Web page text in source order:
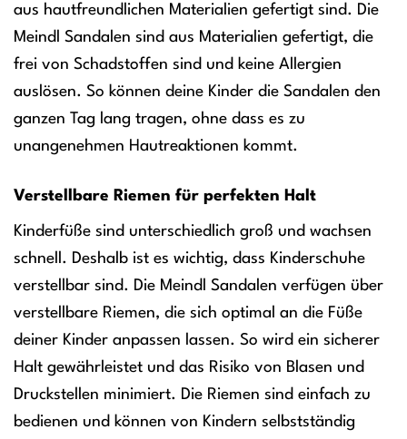
aus hautfreundlichen Materialien gefertigt sind. Die
Meindl Sandalen sind aus Materialien gefertigt, die
frei von Schadstoffen sind und keine Allergien
auslösen. So können deine Kinder die Sandalen den
ganzen Tag lang tragen, ohne dass es zu
unangenehmen Hautreaktionen kommt.
Verstellbare Riemen für perfekten Halt
Kinderfüße sind unterschiedlich groß und wachsen
schnell. Deshalb ist es wichtig, dass Kinderschuhe
verstellbar sind. Die Meindl Sandalen verfügen über
verstellbare Riemen, die sich optimal an die Füße
deiner Kinder anpassen lassen. So wird ein sicherer
Halt gewährleistet und das Risiko von Blasen und
Druckstellen minimiert. Die Riemen sind einfach zu
bedienen und können von Kindern selbstständig